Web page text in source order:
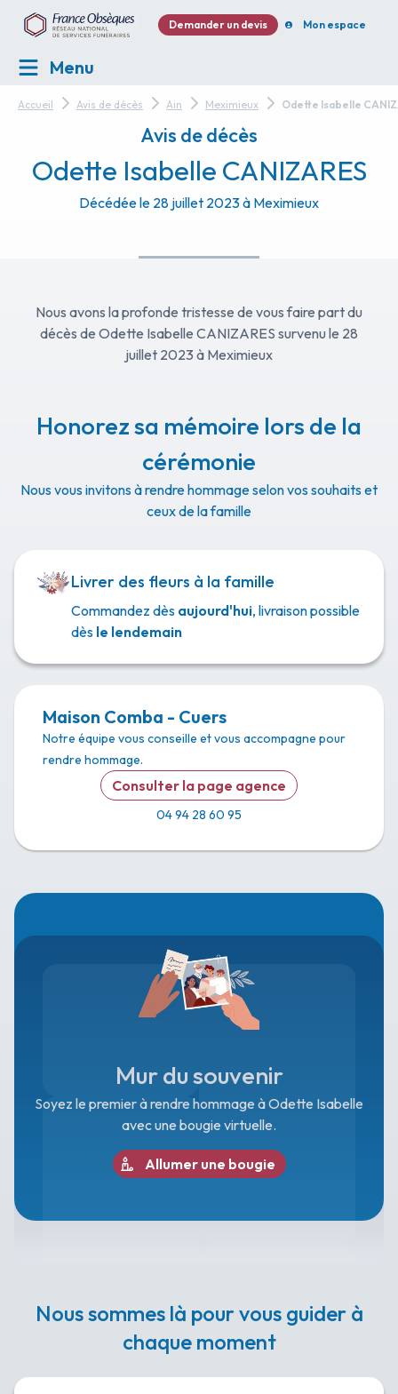
Demander un devis Mon espace
Menu
Accueil Avis de décès Ain Meximieux Odette Isabelle
Avis de décès
Odette Isabelle CANIZARES
Décédée le 28 juillet 2023 à Meximieux
Nous avons la profonde tristesse de vous faire part du
décès de Odette Isabelle CANIZARES survenu le 28
juillet 2023 à Meximieux
Honorez sa mémoire lors de la
cérémonie
Nous vous invitons à rendre hommage selon vos souhaits et
ceux de la famille
Livrer des fleurs à la famille
Commandez dès aujourd'hui, livraison possible
dès le lendemain
Maison Comba - Cuers
Notre équipe vous conseille et vous accompagne pour
rendre hommage.
Consulter la page agence
04 94 28 60 95
Mur du souvenir
Soyez le premier à rendre hommage à Odette Isabelle
avec une bougie virtuelle.
Allumer une bougie
Nous sommes là pour vous guider à
chaque moment